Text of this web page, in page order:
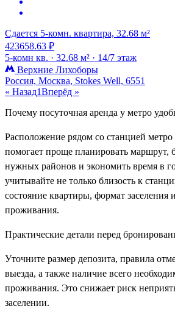
Сдается 5-комн. квартира, 32.68 м²
423658.63 ₽
5-комн кв. · 32.68 м² · 14/7 этаж
Верхние Лихоборы
Россия, Москва, Stokes Well, 6551
« Назад1Вперёд »
Почему посуточная аренда у метро
Расположение рядом со станцией
помогает проще планировать маршрут,
нужных районов и экономить время в
учитывайте не только близость к
состояние квартиры, формат заселения
проживания.
Практические детали перед
Уточните размер депозита, правила
выезда, а также наличие всего
проживания. Это снижает риск
заселении.